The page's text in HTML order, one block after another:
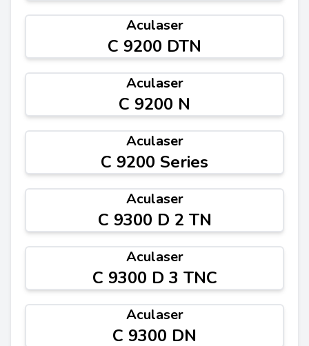
Aculaser
C 9200 DTN
Aculaser
C 9200 N
Aculaser
C 9200 Series
Aculaser
C 9300 D 2 TN
Aculaser
C 9300 D 3 TNC
Aculaser
C 9300 DN